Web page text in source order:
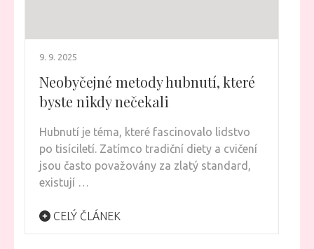
9. 9. 2025
Neobyčejné metody hubnutí, které
byste nikdy nečekali
Hubnutí je téma, které fascinovalo lidstvo
po tisíciletí. Zatímco tradiční diety a cvičení
jsou často považovány za zlatý standard,
existují …
CELÝ ČLÁNEK